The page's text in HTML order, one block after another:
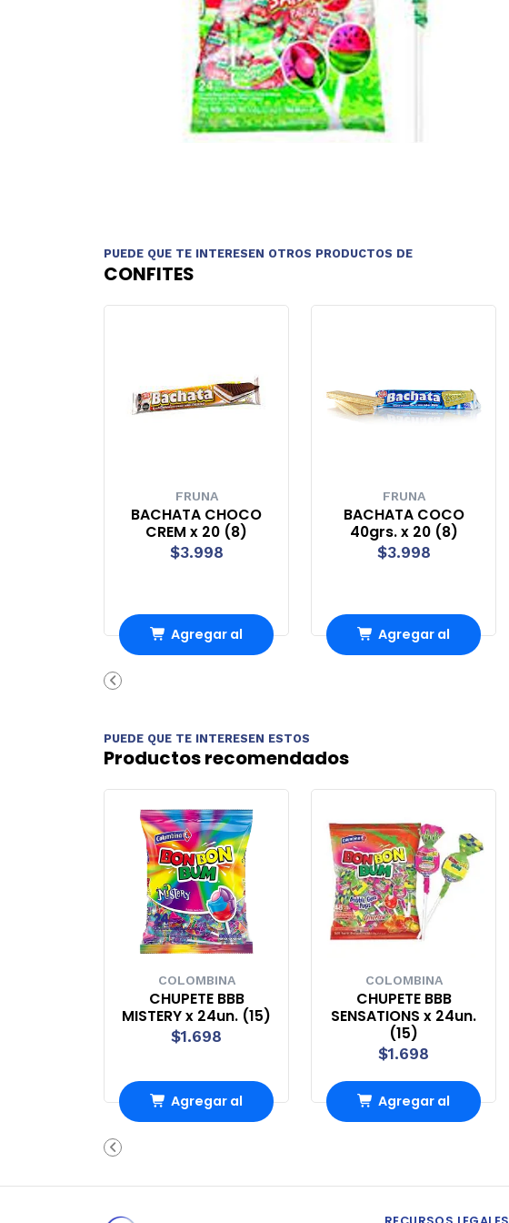
PUEDE QUE TE INTERESEN OTROS PRODUCTOS DE
CONFITES
FRUNA
BACHATA CHOCO
CREM x 20 (8)
$3.998
Agregar al
FRUNA
BACHATA COCO
40grs. x 20 (8)
$3.998
Agregar al
PUEDE QUE TE INTERESEN ESTOS
Productos recomendados
COLOMBINA
CHUPETE BBB
MISTERY x 24un. (15)
$1.698
Agregar al
COLOMBINA
CHUPETE BBB
SENSATIONS x 24un.
(15)
$1.698
Agregar al